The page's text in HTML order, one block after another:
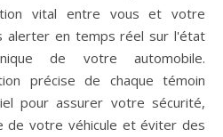
vital entre vous et votre
alerter en temps réel sur l'état
de votre automobile.
précise de chaque témoin
pour assurer votre sécurité,
de votre véhicule et éviter des